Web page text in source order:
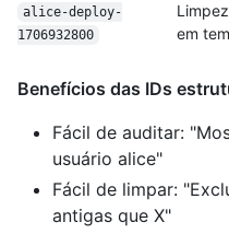
alice-deploy-
1706932800
em
Benefícios das IDs
Fácil de auditar:
usuário alice"
Fácil de limpar:
antigas que X"